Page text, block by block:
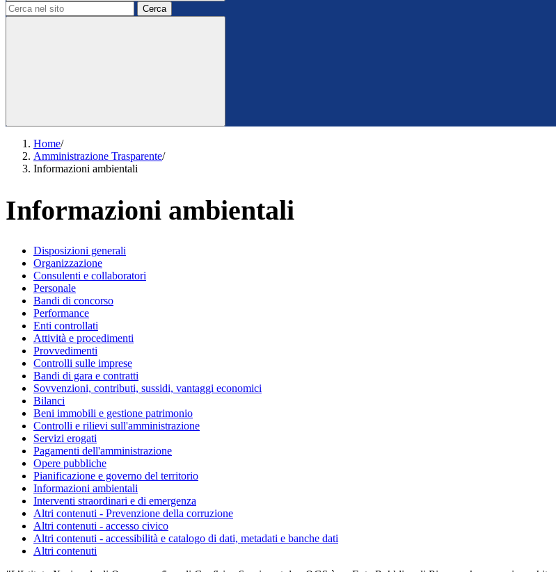
Cerca
nel
Home/
Amministrazione Trasparente/
Informazioni ambientali
Informazioni ambientali
Disposizioni generali
Organizzazione
Consulenti e collaboratori
Personale
Bandi di concorso
Performance
Enti controllati
Attività e procedimenti
Provvedimenti
Controlli sulle imprese
Bandi di gara e contratti
Sovvenzioni, contributi, sussidi, vantaggi economici
Bilanci
Beni immobili e gestione patrimonio
Controlli e rilievi sull'amministrazione
Servizi erogati
Pagamenti dell'amministrazione
Opere pubbliche
Pianificazione e governo del territorio
Informazioni ambientali
Interventi straordinari e di emergenza
Altri contenuti - Prevenzione della corruzione
Altri contenuti - accesso civico
Altri contenuti - accessibilità e catalogo di dati, metadati e banche dati
Altri contenuti